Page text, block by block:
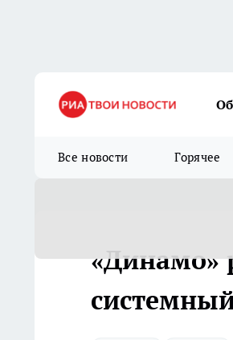
Все новости Горячее
«Динамо»